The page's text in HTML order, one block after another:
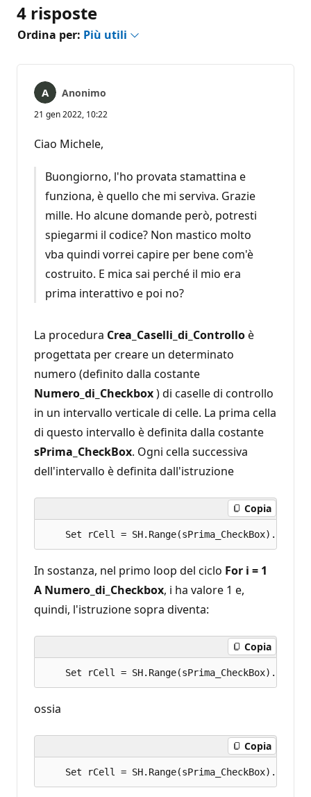
4 risposte
Ordina per: Più utili
Anonimo
21 gen 2022, 10:22
Ciao Michele,
Buongiorno, l'ho provata stamattina e
funziona, è quello che mi serviva. Grazie
mille. Ho alcune domande però, potresti
spiegarmi il codice? Non mastico molto
vba quindi vorrei capire per bene com'è
costruito. E mica sai perché il mio era
prima interattivo e poi no?
La procedura Crea_Caselli_di_Controlloè
progettata per creare un determinato
numero (definito dalla costante
Numero_di_Checkbox) di caselle di controllo
in un intervallo verticale di celle. La prima cella
di questo intervallo è definita dalla costante
sPrima_CheckBox. Ogni cella successiva
dell'intervallo è definita dall'istruzione
Copia
In sostanza, nel primo loop del ciclo For i = 1
A Numero_di_Checkbox, i ha valore 1 e,
quindi, l'istruzione sopra diventa:
Copia
ossia
Copia